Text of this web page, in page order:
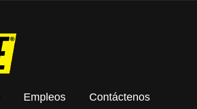
Empleos Contáctenos